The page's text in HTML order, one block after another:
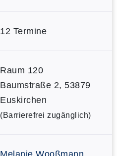
12 Termine
Raum 120
Baumstraße 2, 53879
Euskirchen
(Barrierefrei zugänglich)
Melanie Wooßmann